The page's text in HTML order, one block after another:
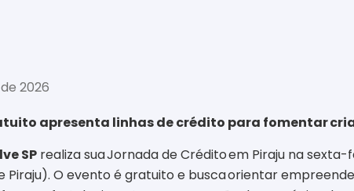
2026
apresenta linhas de crédito para fomentar
SP realiza sua Jornada de Crédito em Piraju na
Piraju). O evento é gratuito e busca orientar